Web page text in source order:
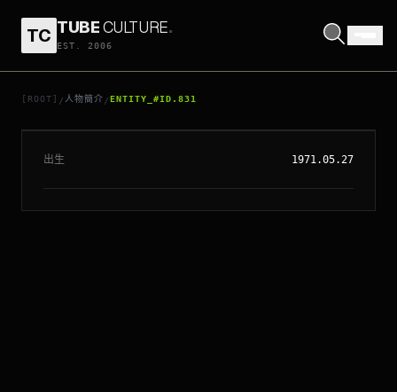
TC TUBECULTURE.
EST. 2006
[ROOT] / 人物簡介 /ENTITY_#ID.831
// ENTITY_#ID.831
PAUL BETTANY
出生 1971.05.27